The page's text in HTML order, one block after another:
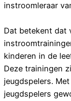
instroomleraar
Dat betekent dat
kinderen in de
Deze trainingen
jeugdspelers.
jeugdspelers